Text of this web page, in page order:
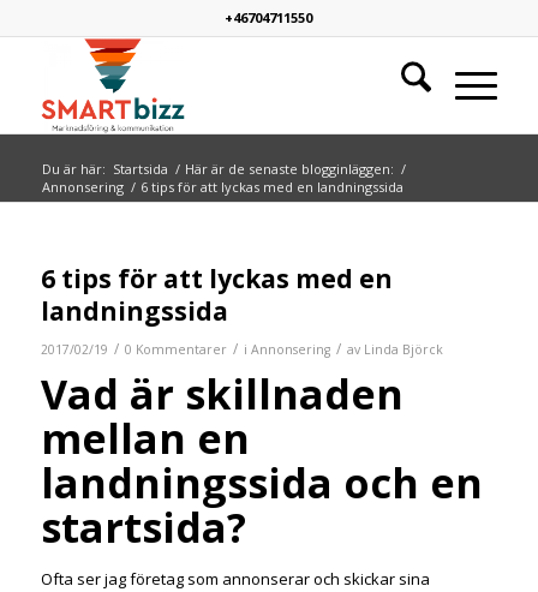
+46704711550
Du är här: Startsida / Här är de senaste blogginläggen: /
Annonsering / 6 tips för att lyckas med en landningssida
6 tips för att lyckas med en
landningssida
2017/02/19 / 0 Kommentarer / i Annonsering / av Linda Björck
Vad är skillnaden
mellan en
landningssida och en
startsida?
Ofta ser jag företag som annonserar och skickar sina